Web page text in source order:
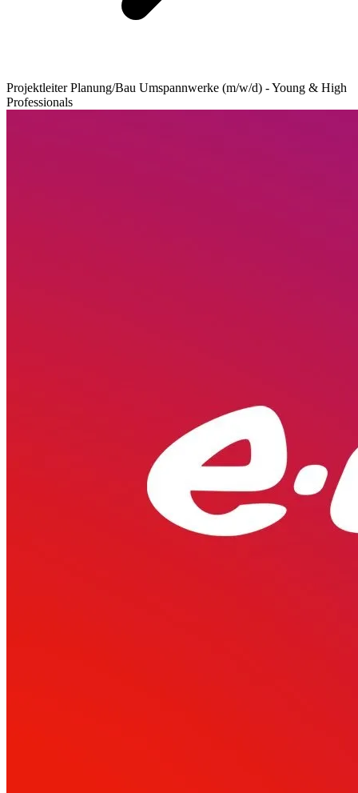
Projektleiter Planung/Bau Umspannwerke (m/w/d) - Young & High
Professionals